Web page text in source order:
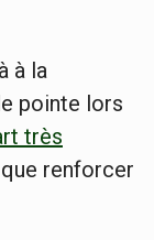
à la
pointe lors
très
que renforcer